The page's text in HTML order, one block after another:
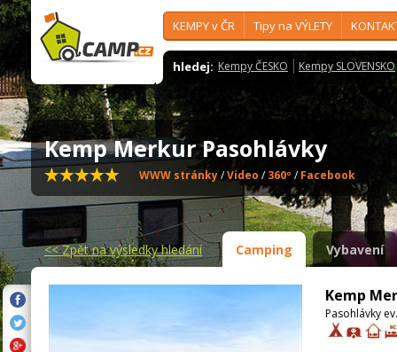
KEMPY v ČR Tipy na VÝLETY
hledej: Kempy ČESKO Kempy SLOVENSKO
Kemp Merkur Pasohlávky
WWW stránky/Video /360º /Facebook
<<Zpět na výsledky hledání Camping Vybavení
Kemp
Pasohlávky